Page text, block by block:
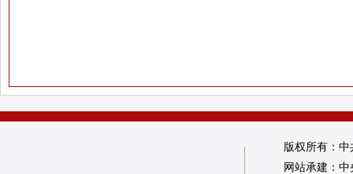
版权所有：
网站承建：